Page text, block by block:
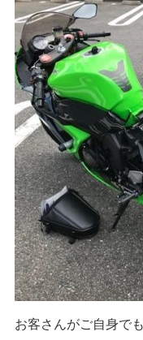
お客さんがご自身で